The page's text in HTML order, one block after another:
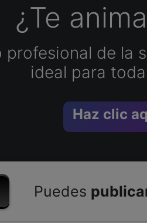
¿Te
profesional de la
ideal para
Haz clic
Puedes